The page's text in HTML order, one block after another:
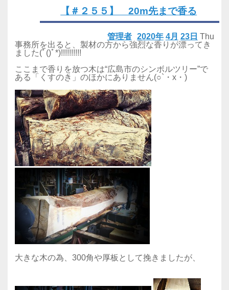
【＃２５５】 20m先まで香る
2020年 4月 23日 Thu
管理者
事務所を出ると、製材の方から強烈な香りが漂ってき
ました(ﾟ()ﾟ*)!!!!!!!!!!
ここまで香りを放つ木は“広島市のシンボルツリー”で
ある「くすのき」のほかにありません(○`・x・)
大きな木の為、300角や厚板として挽きましたが、